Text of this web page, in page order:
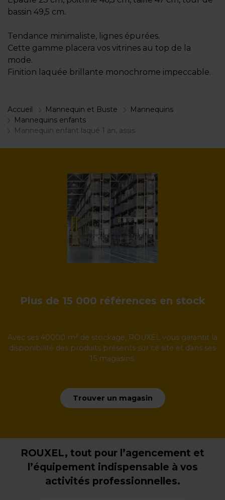
bassin 49,5 cm.
Tendance minimaliste, lignes épurées.
Cette gamme placera vos vitrines au top de la
mode.
Finition laquée brillante monochrome impeccable.
Accueil Mannequin et Buste
Mannequins
Mannequins enfants
Mannequin enfant laqué 1 an, assis
Plus de 15 000 références en stock
Avec ses 40000 m2 de stockage, ROUXEL vous garantit la
disponibilité des produits présents sur ce site et dans ses
15 magasins.
Trouver un magasin
ROUXEL, tout pour l’agencement et
l’équipement indispensable à vos
activités professionnelles.